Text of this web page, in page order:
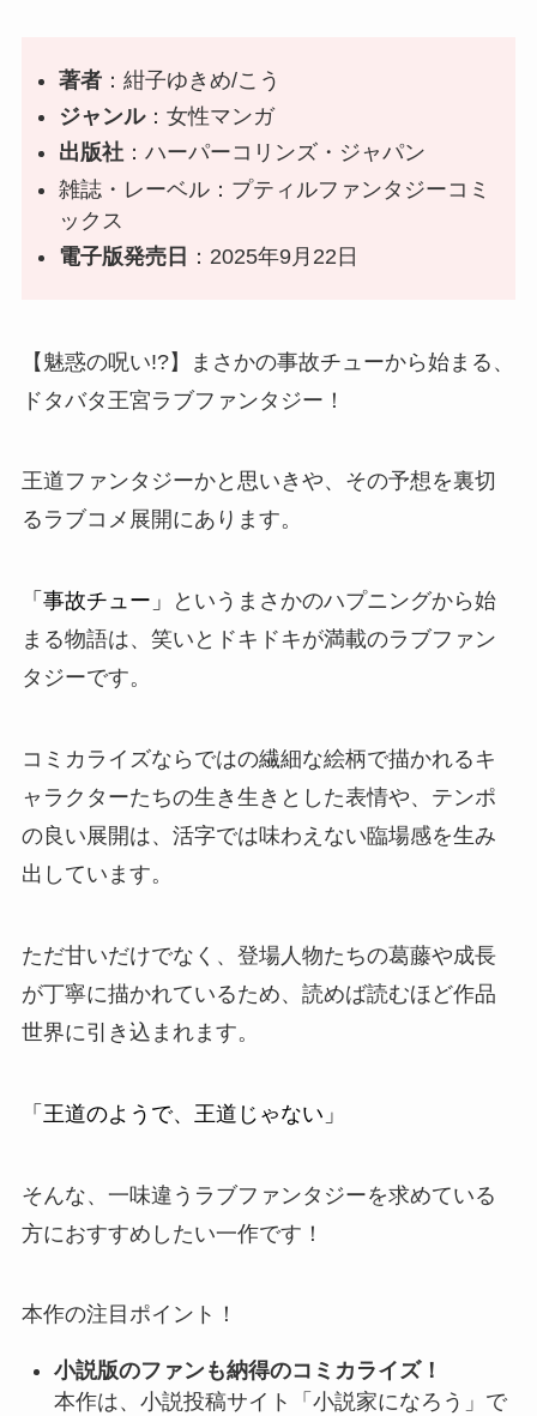
著者 ：紺子ゆきめ/こう
ジャンル：女性マンガ
出版社 ：ハーパーコリンズ・ジャパン
雑誌・レーベル：プティルファンタジーコミ
ックス
電子版発売日 ：2025年9月22日
【魅惑の呪い!?】まさかの事故チューから始まる、
ドタバタ王宮ラブファンタジー！
王道ファンタジーかと思いきや、その予想を裏切
るラブコメ展開にあります。
「事故チュー」
というまさかのハプニングから始
まる物語は、笑いとドキドキが満載のラブファン
タジーです。
コミカライズならではの繊細な絵柄で描かれるキ
ャラクターたちの生き生きとした表情や、テンポ
の良い展開は、活字では味わえない臨場感を生み
出しています。
ただ甘いだけでなく、登場人物たちの葛藤や成長
が丁寧に描かれているため、読めば読むほど作品
世界に引き込まれます。
「王道のようで、王道じゃない」
そんな、一味違うラブファンタジーを求めている
方におすすめしたい一作です！
本作の注目ポイント！
小説版のファンも納得のコミカライズ！
本作は、小説投稿サイト「小説家になろう」で